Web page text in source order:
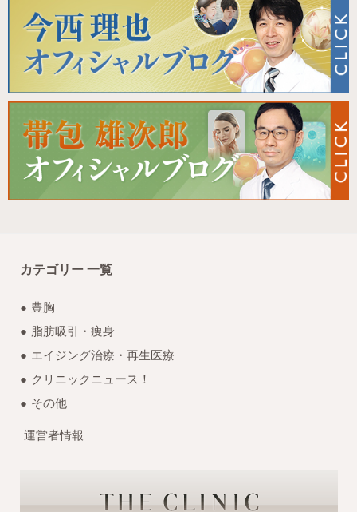
カテゴリー 一覧
豊胸
脂肪吸引・痩身
エイジング治療・再生医療
クリニックニュース！
その他
運営者情報